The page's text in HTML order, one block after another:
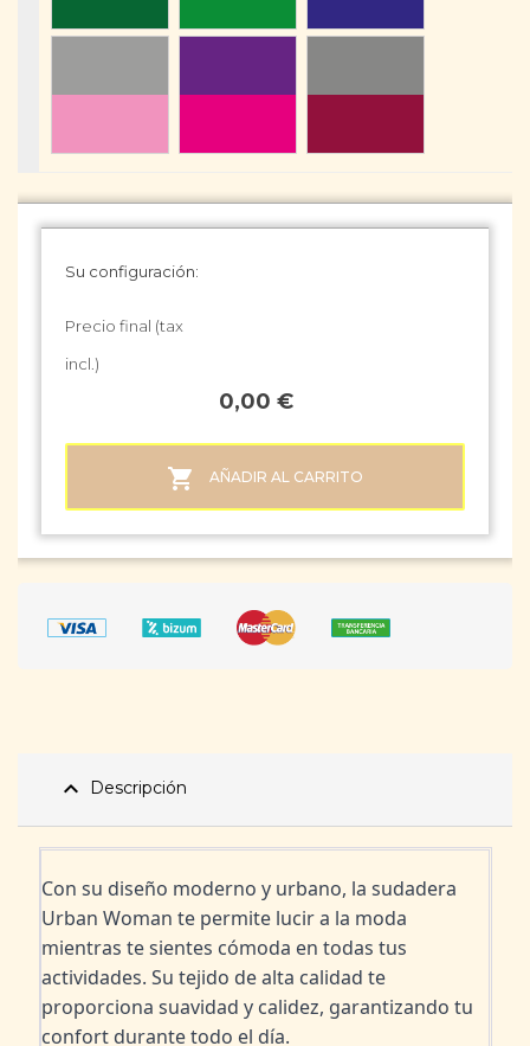
Su configuración:
Precio final (tax
incl.)
0,00 €
 AÑADIR AL CARRITO
expand_less Descripción
Con su diseño moderno y urbano, la sudadera
Urban Woman te permite lucir a la moda
mientras te sientes cómoda en todas tus
actividades. Su tejido de alta calidad te
proporciona suavidad y calidez, garantizando tu
confort durante todo el día.